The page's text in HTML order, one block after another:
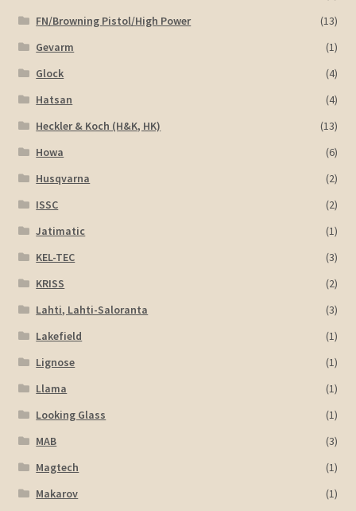
FN/Browning Pistol/High Power
(13)
Gevarm
(1)
Glock
(4)
Hatsan
(4)
Heckler & Koch (H&K, HK)
(13)
Howa
(6)
Husqvarna
(2)
ISSC
(2)
Jatimatic
(1)
KEL-TEC
(3)
KRISS
(2)
Lahti, Lahti-Saloranta
(3)
Lakefield
(1)
Lignose
(1)
Llama
(1)
Looking Glass
(1)
MAB
(3)
Magtech
(1)
Makarov
(1)